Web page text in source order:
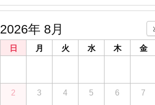
ARES千葉店
ARES鎌取店
千葉県千葉市緑区おゆみ野３丁目23-5
ARES都賀店
ARES成田店
千葉県成田市ウイング土屋267 メゾンドプロヴァンス 1F
2026年 8月
日 月 火 水 木 金
2 3 4 5 6 7